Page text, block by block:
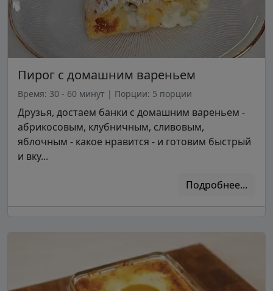
Пирог с домашним вареньем
Время: 30 - 60 минут | Порции: 5 порции
Друзья, достаем банки с домашним вареньем -
абрикосовым, клубничным, сливовым,
яблочным - какое нравится - и готовим быстрый
и вку...
Подробнее...